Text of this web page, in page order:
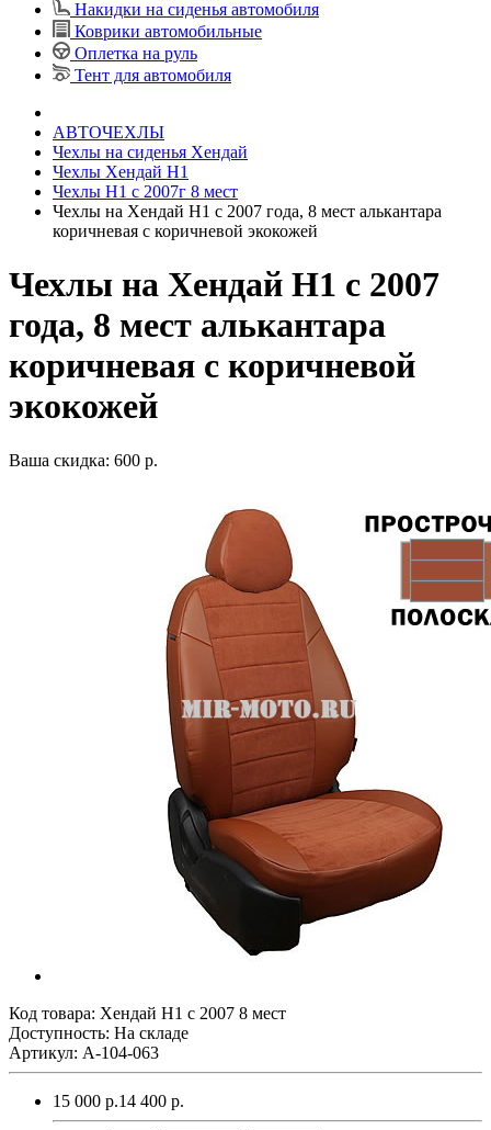
Накидки на сиденья автомобиля
Коврики автомобильные
Оплетка на руль
Тент для автомобиля
АВТОЧЕХЛЫ
Чехлы на сиденья Хендай
Чехлы Хендай Н1
Чехлы Н1 с 2007г 8 мест
Чехлы на Хендай Н1 с 2007 года, 8 мест алькантара
коричневая с коричневой экокожей
Чехлы на Хендай Н1 с 2007
года, 8 мест алькантара
коричневая с коричневой
экокожей
Ваша скидка: 600 р.
Код товара: Хендай Н1 с 2007 8 мест
Доступность: На складе
Артикул: A-104-063
15 000 р.14 400 р.